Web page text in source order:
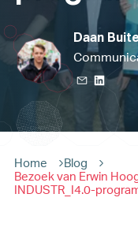
Daan
Home
Blog
Bezoek van Erwin
INDUSTR_I4.0-